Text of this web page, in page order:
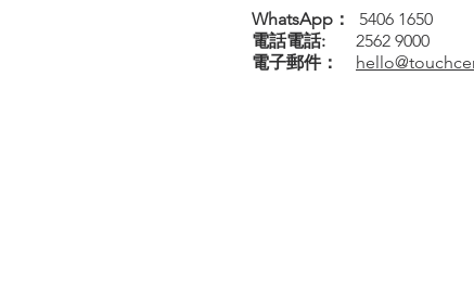
WhatsApp： 5406 1650
電話電話: 2562 9000
電子郵件：